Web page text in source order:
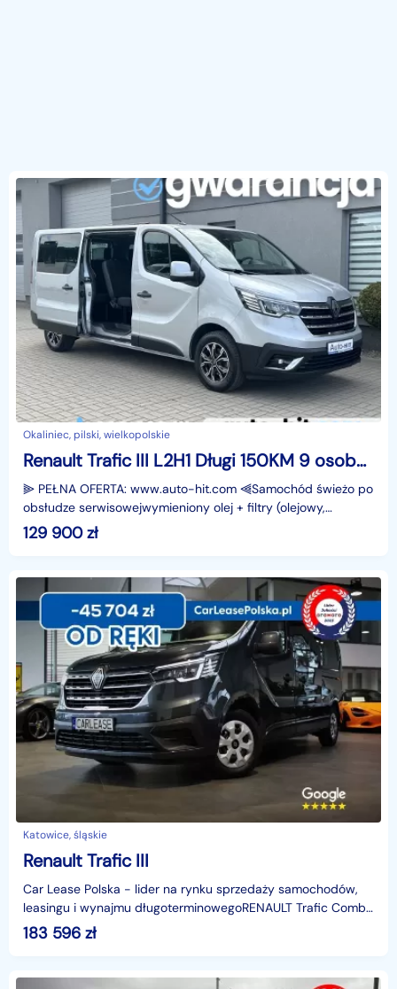
Okaliniec, pilski, wielkopolskie
Renault Trafic III L2H1 Długi 150KM 9 osobowy 2025r *28.000km /www.auto-hit.com/
⫸ PEŁNA OFERTA: www.auto-hit.com ⫷Samochód świeżo po
obsłudze serwisowejwymieniony olej + filtry (olejowy,
kabinowy, powietrza).Renault Trafic L2H1 9 osobowy 2.
129 900zł
Katowice, śląskie
Renault Trafic III
Car Lease Polska - lider na rynku sprzedaży samochodów,
leasingu i wynajmu długoterminowegoRENAULT Trafic Combi
Grand EQUILIBRE dCi 170 (2026)- dostępny od ręki
183 596 zł